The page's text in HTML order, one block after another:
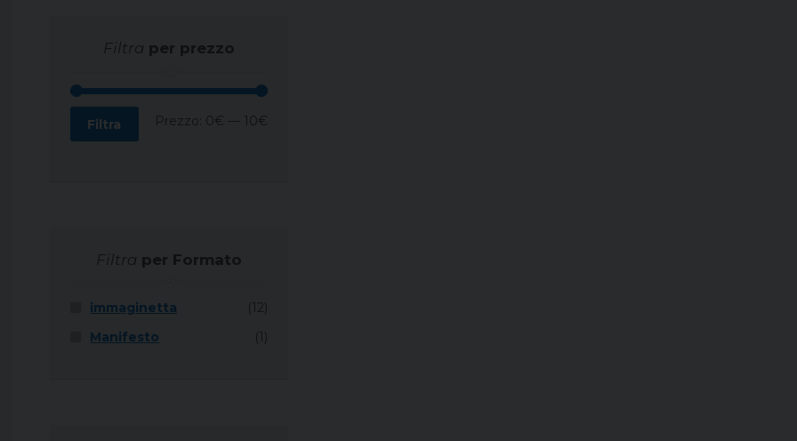
Filtra per prezzo
Filtra Prezzo: 0€ — 10€
Filtra per Formato
immaginetta
(12)
Manifesto
(1)